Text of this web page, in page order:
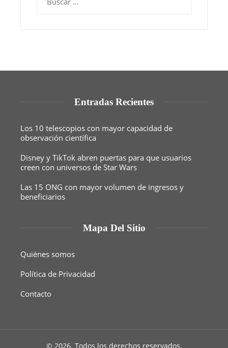
Entradas Recientes
Los 10 telescopios con mayor capacidad de
observación científica
Disney y TikTok abren puertas para que usuarios
creen con universos de Star Wars
Las 15 ONG con mayor volumen de ingresos y
beneficiarios
Mapa Del Sitio
Quiénes somos
Política de Privacidad
Contacto
© 2026. Todos los derechos reservados.